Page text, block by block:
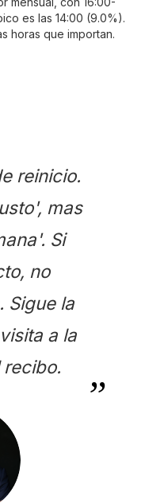
es las 14:00 (9.0%).
horas que importan.
reinicio.
mas
Si
no
Sigue la
a la